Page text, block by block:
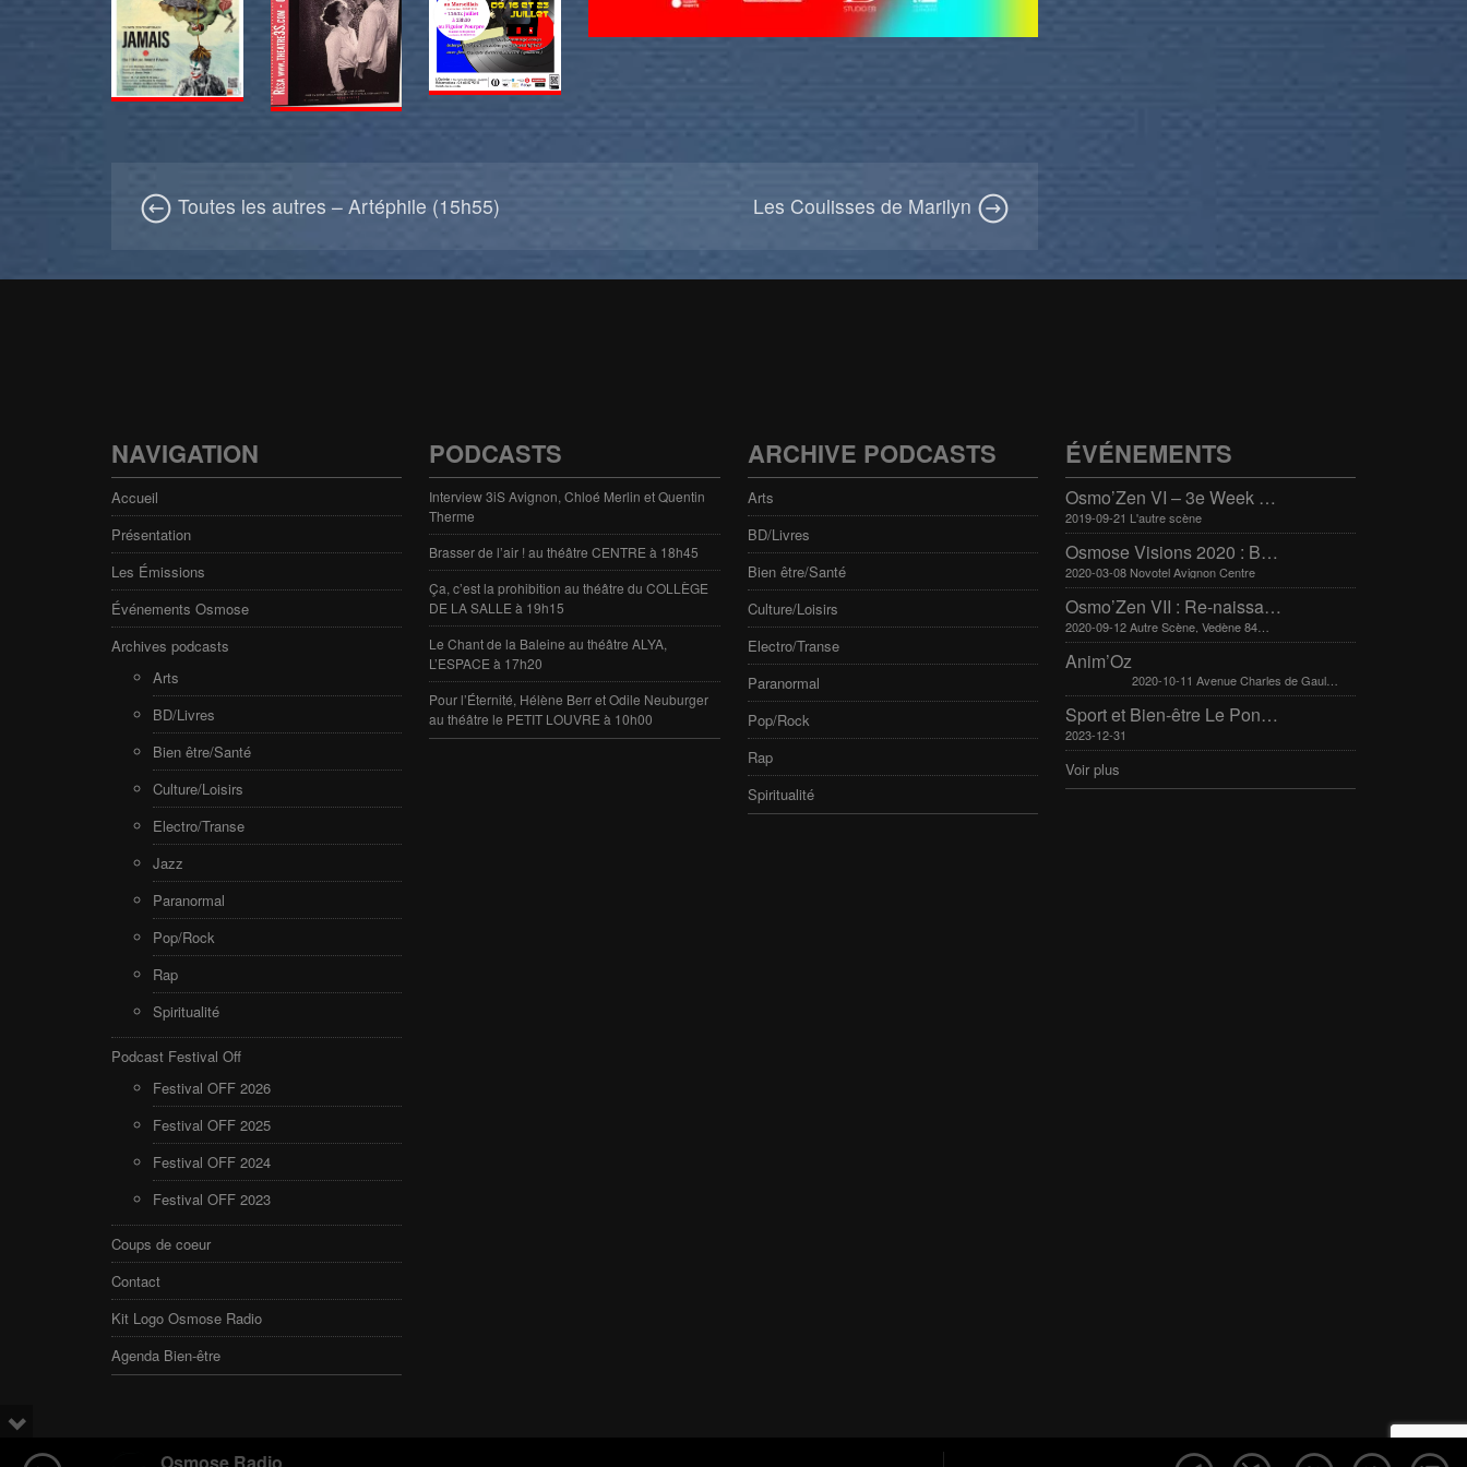
Toutes les autres – Artéphile (15h55) Les Coulisses de Marilyn
NAVIGATION
Accueil
Présentation
Les Émissions
Événements Osmose
Archives podcasts
Arts
BD/Livres
Bien être/Santé
Culture/Loisirs
Electro/Transe
Jazz
Paranormal
Pop/Rock
Rap
Spiritualité
Podcast Festival Off
Festival OFF 2026
Festival OFF 2025
Festival OFF 2024
Festival OFF 2023
Coups de coeur
Contact
Kit Logo Osmose Radio
Agenda Bien-être
PODCASTS
Interview 3iS Avignon, Chloé Merlin et Quentin
Therme
Brasser de l’air ! au théâtre CENTRE à 18h45
Ça, c’est la prohibition au théâtre du COLLÈGE
DE LA SALLE à 19h15
Le Chant de la Baleine au théâtre ALYA,
L’ESPACE à 17h20
Pour l’Éternité, Hélène Berr et Odile Neuburger
au théâtre le PETIT LOUVRE à 10h00
ARCHIVE PODCASTS
Arts
BD/Livres
Bien être/Santé
Culture/Loisirs
Electro/Transe
Paranormal
Pop/Rock
Rap
Spiritualité
ÉVÉNEMENTS
Osmo’Zen VI – 3e Week end international du bien-être
2019-09-21 L'autre scène
Osmose Visions 2020 : Bien-être et arts divinatoires
2020-03-08 Novotel Avignon Centre
Osmo’Zen VII : Re-naissance
2020-09-12 Autre Scène, Vedène 84270
Anim’Oz
2020-10-11 Avenue Charles de Gaulle 30400 Villeneuve-Lès-Avignon
Sport et Bien-être Le Pontet 16-17 mars 2024
2023-12-31
Voir plus